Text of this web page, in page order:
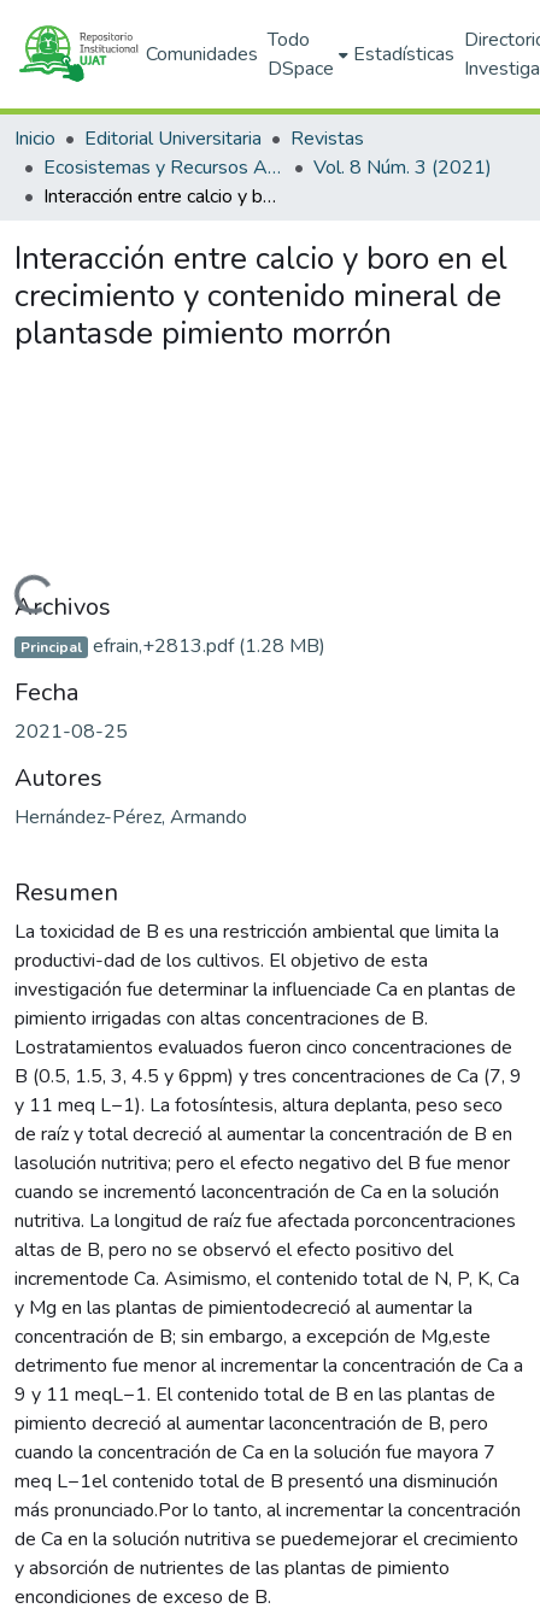
Comunidades
Todo
DSpace
Estadísticas
Inicio Editorial Universitaria
Revistas
Ecosistemas y Recursos Agropecuarios
Vol. 8 Núm. 3 (2021)
Interacción entre calcio y boro en el crecimiento y contenido mineral de plantasde pimiento morrón
Interacción entre calcio y boro en el
crecimiento y contenido mineral de
plantasde pimiento morrón
Cargando...
Archivos
Principal efrain,+2813.pdf(1.28 MB)
Fecha
2021-08-25
Autores
Hernández-Pérez, Armando
Resumen
La toxicidad de B es una restricción ambiental que limita la
productivi-dad de los cultivos. El objetivo de esta
investigación fue determinar la influenciade Ca en plantas de
pimiento irrigadas con altas concentraciones de B.
Lostratamientos evaluados fueron cinco concentraciones de
B (0.5, 1.5, 3, 4.5 y 6ppm) y tres concentraciones de Ca (7, 9
y 11 meq L−1). La fotosíntesis, altura deplanta, peso seco
de raíz y total decreció al aumentar la concentración de B en
lasolución nutritiva; pero el efecto negativo del B fue menor
cuando se incrementó laconcentración de Ca en la solución
nutritiva. La longitud de raíz fue afectada porconcentraciones
altas de B, pero no se observó el efecto positivo del
incrementode Ca. Asimismo, el contenido total de N, P, K, Ca
y Mg en las plantas de pimientodecreció al aumentar la
concentración de B; sin embargo, a excepción de Mg,este
detrimento fue menor al incrementar la concentración de Ca a
9 y 11 meqL−1. El contenido total de B en las plantas de
pimiento decreció al aumentar laconcentración de B, pero
cuando la concentración de Ca en la solución fue mayora 7
meq L−1el contenido total de B presentó una disminución
más pronunciado.Por lo tanto, al incrementar la concentración
de Ca en la solución nutritiva se puedemejorar el crecimiento
y absorción de nutrientes de las plantas de pimiento
encondiciones de exceso de B.